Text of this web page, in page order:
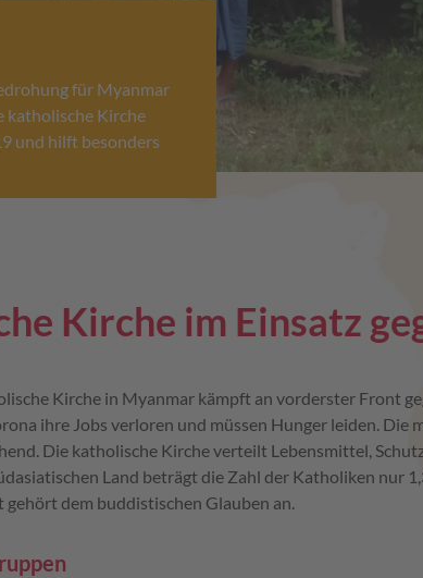
für Myanmar
katholische Kirche
und hilft besonders
Kirche im Einsatz
Kirche in Myanmar kämpft an vorderster Front
ihre Jobs verloren und müssen Hunger leiden. Die
Die katholische Kirche verteilt Lebensmittel,
Land beträgt die Zahl der Katholiken nur
gehört dem buddistischen Glauben an.